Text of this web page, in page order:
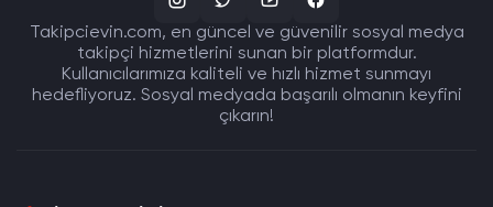
Takipcievin.com, en güncel ve güvenilir sosyal medya
takipçi hizmetlerini sunan bir platformdur.
Kullanıcılarımıza kaliteli ve hızlı hizmet sunmayı
hedefliyoruz. Sosyal medyada başarılı olmanın keyfini
çıkarın!